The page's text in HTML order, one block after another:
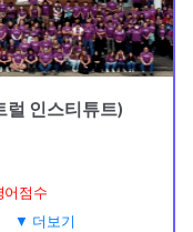
인스티튜트)
어점수
▼ 더보기